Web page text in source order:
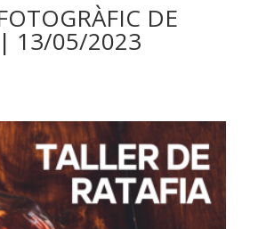
DE
13/05/2023